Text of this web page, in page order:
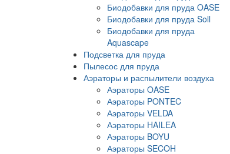
Биодобавки для пруда OASE
Биодобавки для пруда Soll
Биодобавки для пруда
Aquascape
Подсветка для пруда
Пылесос для пруда
Аэраторы и распылители воздуха
Аэраторы OASE
Аэраторы PONTEC
Аэраторы VELDA
Аэраторы HAILEA
Аэраторы BOYU
Аэраторы SECOH